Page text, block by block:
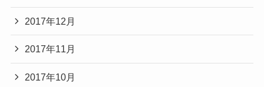
2017年12月
2017年11月
2017年10月